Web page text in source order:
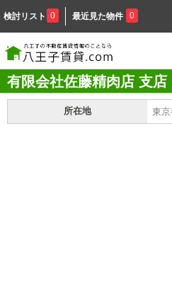
検討リスト 0 最近見た物件 0
有限会社佐藤精肉店 支店
所在地 東